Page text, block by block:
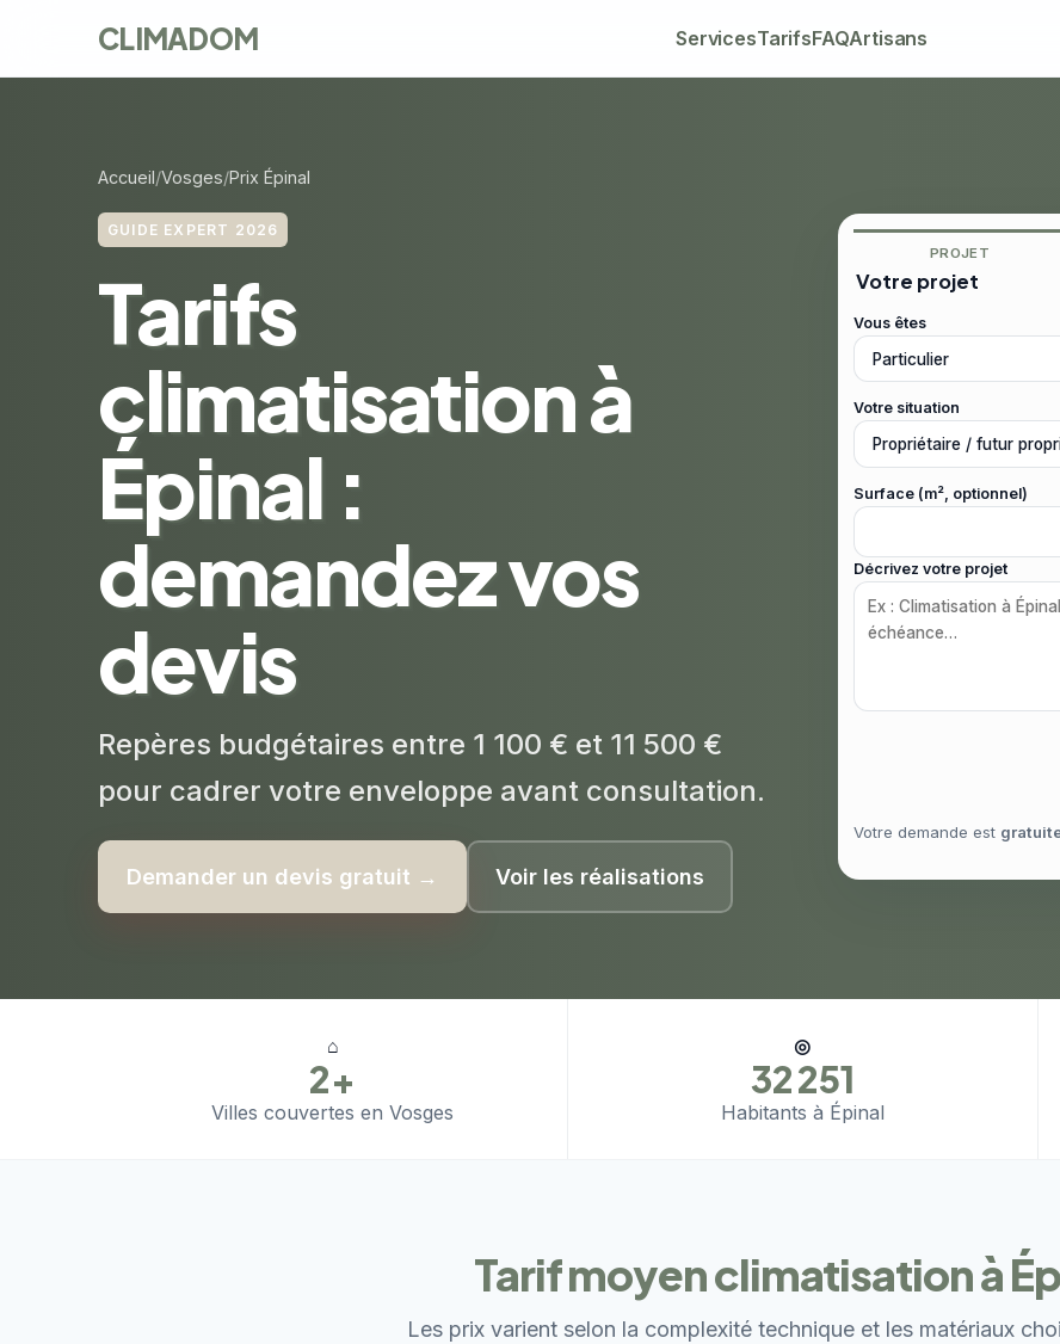
CLIMADOM ServicesTarifsFAQArtisans
Accueil Vosges Prix Épinal
GUIDE EXPERT 2026
Tarifs
climatisation à
Épinal :
demandez vos
devis
Repères budgétaires entre 1 100 € et 11 500 €
pour cadrer votre enveloppe avant consultation.
Demander un devis gratuit → Voir les réalisations
PROJET
Votre projet
Vous êtes
Votre situation
Surface (m², optionnel)
Décrivez votre projet
Votre demande est
⌂
2+
Villes couvertes en Vosges
◎
32 251
Habitants à Épinal
Tarif moyen climatisation à
Les prix varient selon la complexité technique et les matériaux